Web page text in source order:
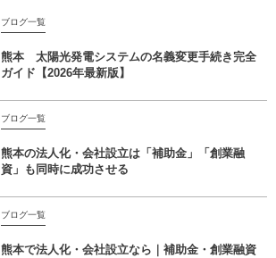
ブログ一覧
熊本 太陽光発電システムの名義変更手続き完全
ガイド【2026年最新版】
ブログ一覧
熊本の法人化・会社設立は「補助金」「創業融
資」も同時に成功させる
ブログ一覧
熊本で法人化・会社設立なら｜補助金・創業融資